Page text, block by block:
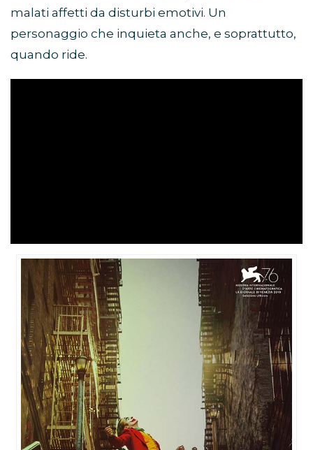
malati affetti da disturbi emotivi. Un
personaggio che inquieta anche, e soprattutto,
quando ride.